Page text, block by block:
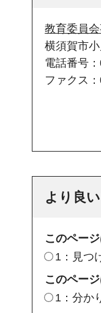
教育委員
横須賀市
電話番号
ファクス
より良
このペー
1：見つ
このペー
1：分か